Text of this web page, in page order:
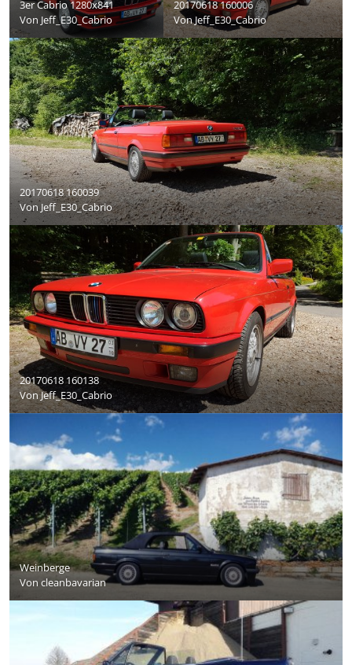
3er Cabrio 1280x841
Von Jeff_E30_Cabrio
20170618 160006
VonJeff_E30_Cabrio
20170618 160039
Von Jeff_E30_Cabrio
20170618 160138
VonJeff_E30_Cabrio
Weinberge
Von cleanbavarian